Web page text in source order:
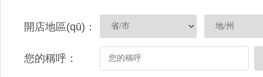
開店地區(qū)：
您的稱呼：